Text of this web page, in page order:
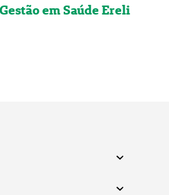
em Saúde Ereli